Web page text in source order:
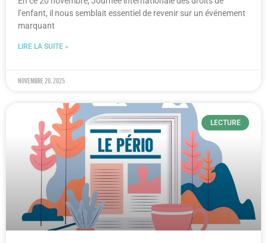
l’enfant, il nous semblait essentiel de revenir sur un événement
marquant
LIRE LA SUITE »
novembre 20, 2025
LECTURE